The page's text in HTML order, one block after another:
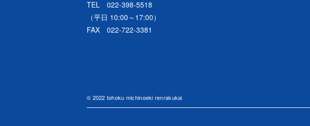
TEL 022-398-5518
（平日 10:00～17:00）
FAX 022-722-3381
© 2022 tohoku michinoeki renrakukai